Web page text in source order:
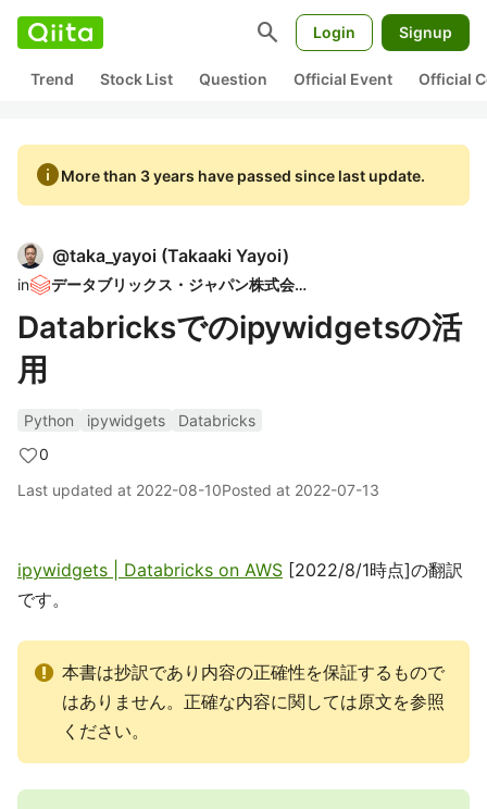
search Login Signup
Trend Stock List Question Official Event Official
infoMore than 3 years have passed since last update.
@taka_yayoi (Takaaki Yayoi)
in データブリックス・ジャパン株式会社
Databricksでのipywidgetsの活
用
Python ipywidgets
Databricks
0
Last updated at 2022-08-10Posted at 2022-07-13
ipywidgets | Databricks on AWS [2022/8/1時点]の翻訳
です。
本書は抄訳であり内容の正確性を保証するもので
はありません。正確な内容に関しては原文を参照
ください。